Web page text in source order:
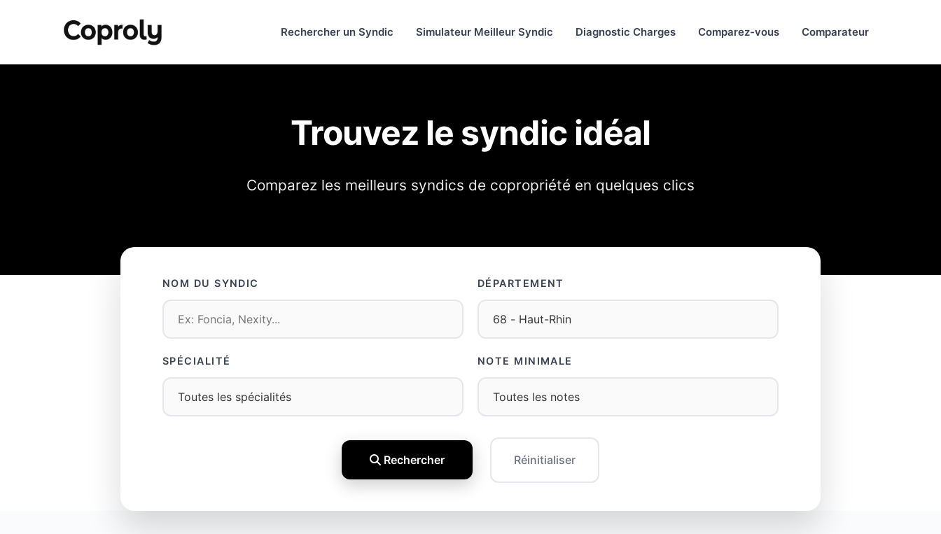
Rechercher un Syndic Simulateur Meilleur Syndic Diagnostic Charges Comparez-vous Comparateur
Trouvez le syndic idéal
Comparez les meilleurs syndics de copropriété en quelques clics
NOM DU SYNDIC DÉPARTEMENT
SPÉCIALITÉ NOTE MINIMALE
Rechercher Réinitialiser